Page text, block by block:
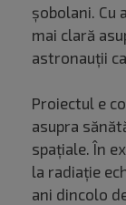
șobolani. Cu
mai clară
astronauții
Proiectul e
asupra
spațiale. În
la radiație
ani dincolo